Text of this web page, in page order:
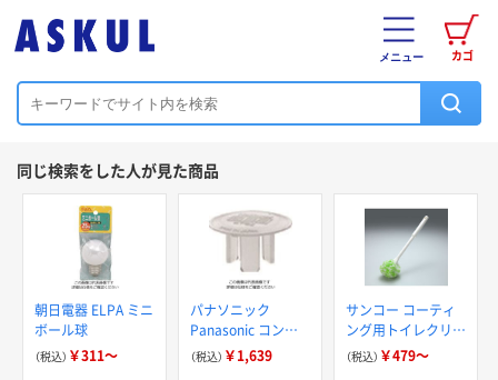
カゴ
メニュー
同じ検索をした人が見た商品
朝日電器 ELPA ミニ
ボール球
（税込） ￥311～
パナソニック
Panasonic コンセ
トカバー15A125V
引掛差し込み(20個
（税込） ￥1,639
サンコー コーティ
ング用トイレクリー
ナー BF
（税込） ￥479～